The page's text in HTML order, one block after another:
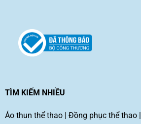
TÌM KIẾM NHIỀU
Áo thun thể thao| Đồng phục thể thao|